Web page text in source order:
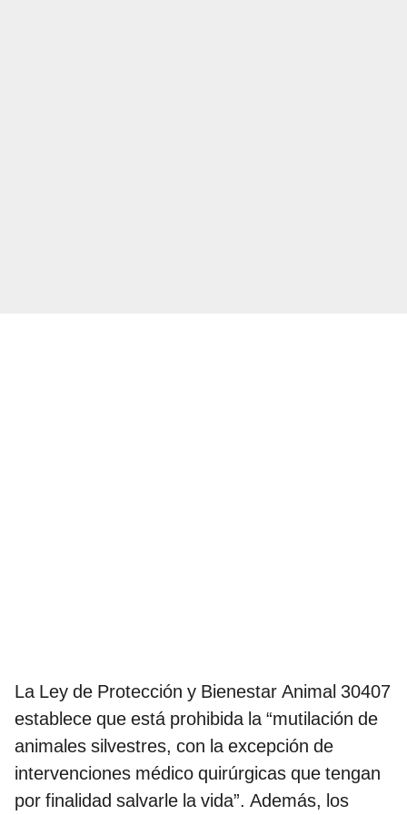
La Ley de Protección y Bienestar Animal 30407
establece que está prohibida la “mutilación de
animales silvestres, con la excepción de
intervenciones médico quirúrgicas que tengan
por finalidad salvarle la vida”. Además, los